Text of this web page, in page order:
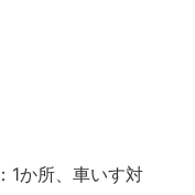
1か所、車いす対